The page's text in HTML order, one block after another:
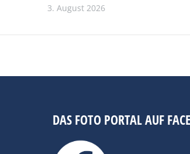
3. August 2026
DAS FOTO PORTAL AUF